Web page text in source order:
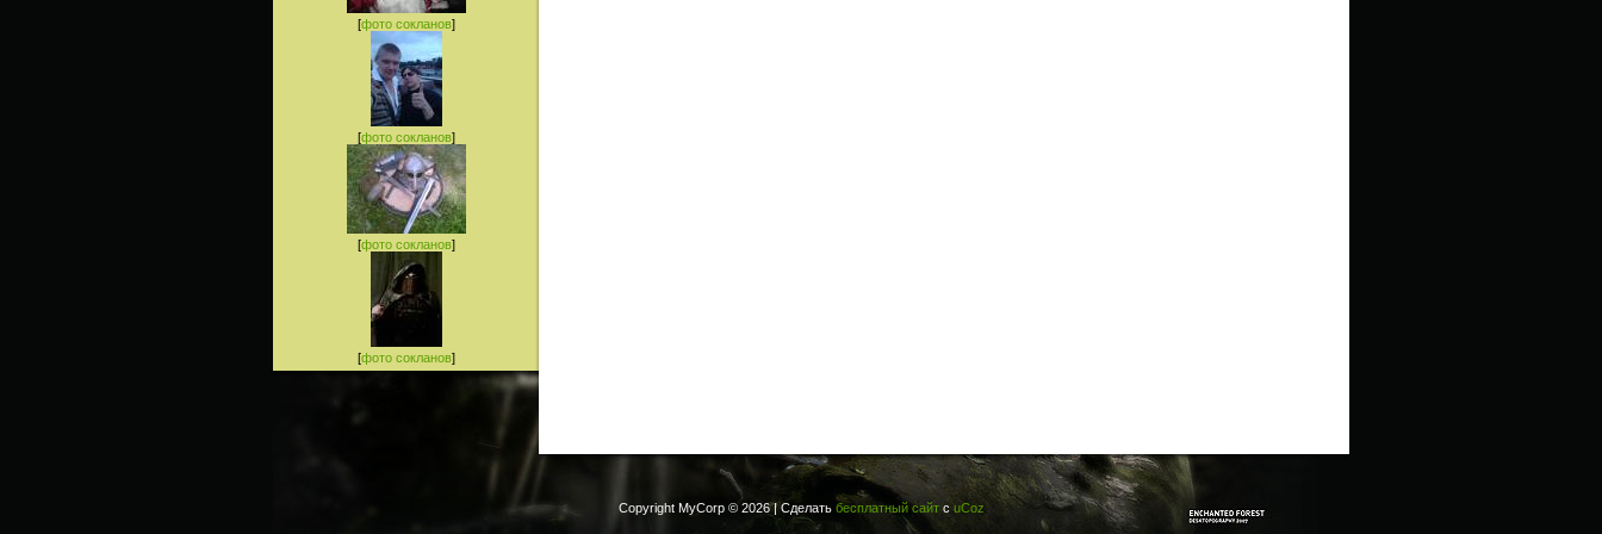
[фото сокланов]
[фото сокланов]
[фото сокланов]
[фото сокланов]
Copyright MyCorp © 2026|Сделать бесплатный сайтс uCoz